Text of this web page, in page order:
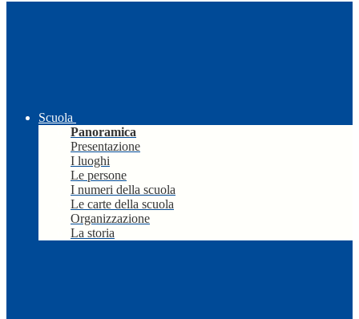
Scuola
Panoramica
Presentazione
I luoghi
Le persone
I numeri della scuola
Le carte della scuola
Organizzazione
La storia